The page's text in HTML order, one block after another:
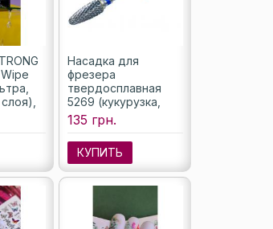
Насадка для
фрезера
твердосплавная
5269 (кукурузка,
насечка синяя)
135 грн.
КУПИТЬ